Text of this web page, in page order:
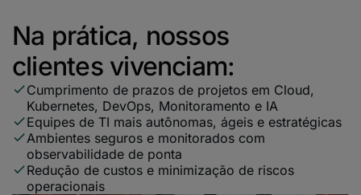
Na prática, nossos
clientes vivenciam:
Cumprimento de prazos de projetos em Cloud,
Kubernetes, DevOps, Monitoramento e IA
Equipes de TI mais autônomas, ágeis e estratégicas
Ambientes seguros e monitorados com
observabilidade de ponta
Redução de custos e minimização de riscos
operacionais